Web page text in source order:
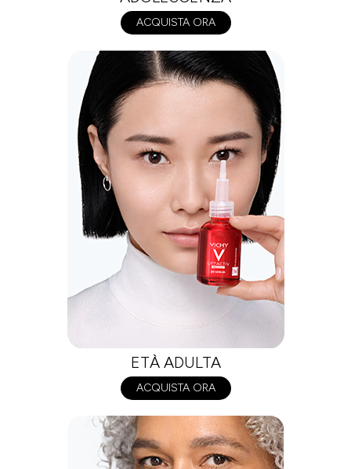
ACQUISTA ORA
ETÀ ADULTA
ACQUISTA ORA